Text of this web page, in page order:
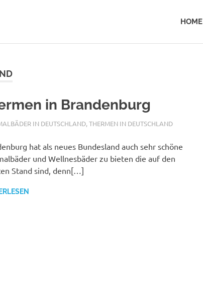
HOME
in Brandenburg
IN DEUTSCHLAND,THERMEN IN DEUTSCHLAND
hat als neues Bundesland auch sehr schöne
und Wellnesbäder zu bieten die auf den
Stand sind, denn[…]